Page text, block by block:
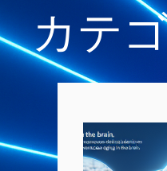
カテ